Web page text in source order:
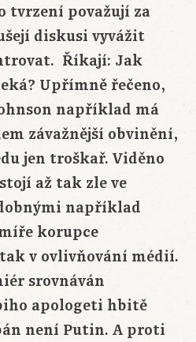
považují za
diskusi vyvážit
Říkají: Jak
Upřímně řečeno,
například má
závažnější obvinění,
jen troškař. Viděno
až tak zle ve
například
korupce
v ovlivňování médií.
srovnáván
apologeti hbitě
není Putin. A proti